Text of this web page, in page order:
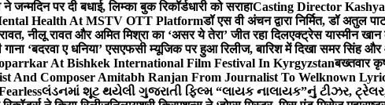
पर दी बधाई, लिम्का बुक रिकॉर्डधारी को सराहाCasting Director
Health At MSTV OTT Platformडॉ एस वी अंचन द्वारा निर्मित, डॉ अतुल
नीलू रावत और अमित मिश्रा का ‘असर ये तेरा’ जीत रहा दिलएक्ट्रेस यास्मीन खान
गाना ‘बदरवा ए धनिया’ एसएफसी म्यूजिक पर हुआ रिलीज, बारिश में दिखा समर सिंह
At Bishkek International Film Festival In Kyrgyzstanबख्तवार
And Composer Amitabh Ranjan From Journalist To Welknown
લંડનમાં શૂટ થયેલી ગુજરાતી ફિલ્મ “લાયક નાલાયક”નું ટીઝર,